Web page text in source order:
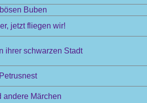
Buben
jetzt fliegen wir!
ihrer schwarzen Stadt
andere Märchen